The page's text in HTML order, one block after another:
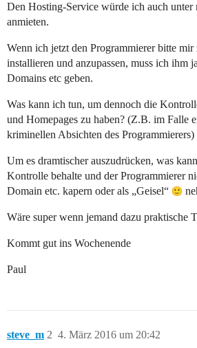
Den Hosting-Service würde ich auch unter
anmieten.
Wenn ich jetzt den Programmierer bitte
installieren und anzupassen, muss ich ihm
Domains etc geben.
Was kann ich tun, um dennoch die
und Homepages zu haben? (Z.B. im Falle
kriminellen Absichten des Programmierers)
Um es dramtischer auszudrücken, was
Kontrolle behalte und der Programmierer
Domain etc. kapern oder als „Geisel“
Wäre super wenn jemand dazu praktische
Kommt gut ins Wochenende
Paul
steve_m 4. März 2016 um 20:42
2